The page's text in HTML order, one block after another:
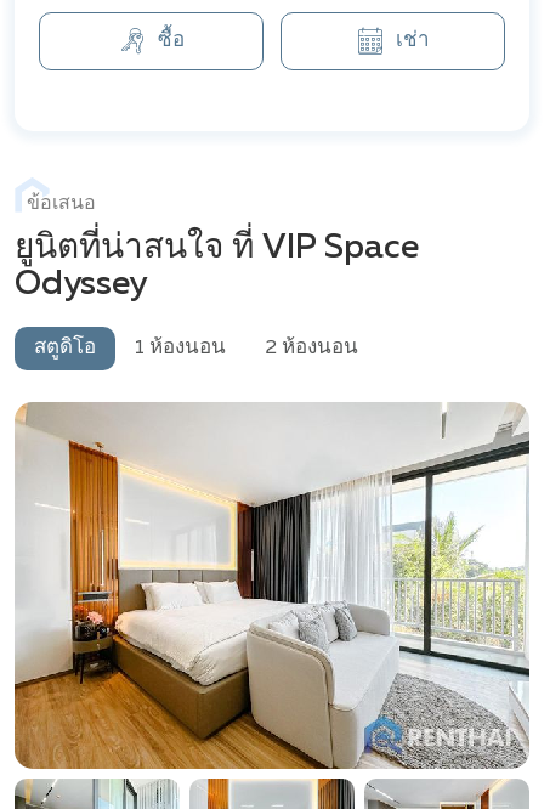
ซื้อ เช่า
ข้อเสนอ
ยูนิตที่น่าสนใจ ที่ VIP Space
Odyssey
สตูดิโอ 1 ห้องนอน 2 ห้องนอน